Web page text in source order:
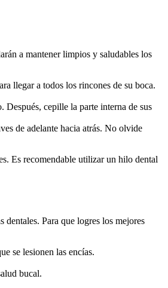
a mantener limpios y saludables los⁤
llegar a todos los rincones de su boca.
Después, cepille la parte interna de sus
de ‌adelante hacia atrás. No olvide
Es recomendable utilizar un hilo dental
Para que logres los mejores
se lesionen⁢ las encías.
bucal.